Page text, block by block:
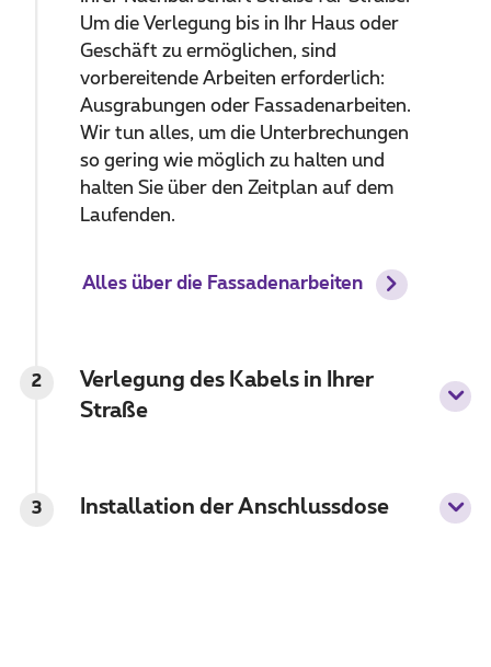
Um die Verlegung bis in Ihr Haus oder
Geschäft zu ermöglichen, sind
vorbereitende Arbeiten erforderlich:
Ausgrabungen oder Fassadenarbeiten.
Wir tun alles, um die Unterbrechungen
so gering wie möglich zu halten und
halten Sie über den Zeitplan auf dem
Laufenden.
Alles über die Fassadenarbeiten
2
Verlegung des Kabels in Ihrer
Straße
3 Installation der Anschlussdose